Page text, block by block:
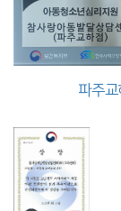
파주